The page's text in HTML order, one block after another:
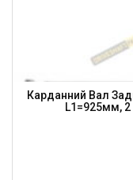
Карданний Вал
L1=925мм,